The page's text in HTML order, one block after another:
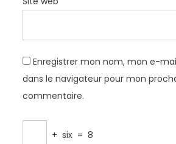
Enregistrer mon nom, mon e-
dans le navigateur pour mon
commentaire.
+ six = 8